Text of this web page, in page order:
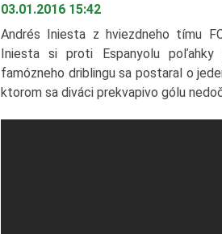
03.01.2016 15:42
Andrés Iniesta z hviezdneho tímu
Iniesta si proti Espanyolu
famózneho driblingu sa postaral o
ktorom sa diváci prekvapivo gólu